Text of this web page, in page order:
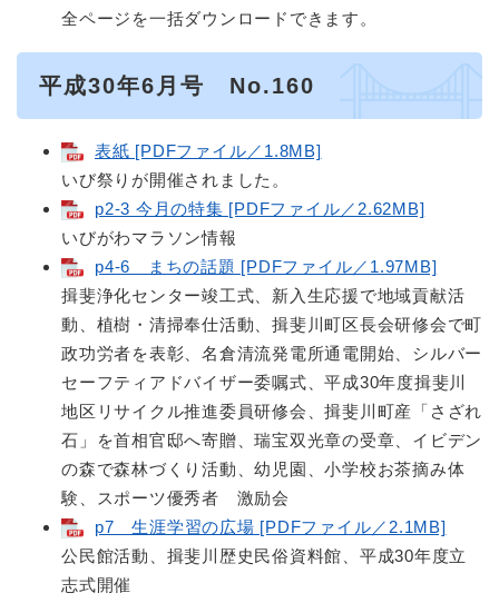
全ページを一括ダウンロードできます。
平成30年6月号 No.160
表紙 [PDFファイル／1.8MB]
いび祭りが開催されました。
p2-3 今月の特集 [PDFファイル／2.62MB]
いびがわマラソン情報
p4-6 まちの話題 [PDFファイル／1.97MB]
揖斐浄化センター竣工式、新入生応援で地域貢献活
動、植樹・清掃奉仕活動、揖斐川町区長会研修会で町
政功労者を表彰、名倉清流発電所通電開始、シルバー
セーフティアドバイザー委嘱式、平成30年度揖斐川
地区リサイクル推進委員研修会、揖斐川町産「さざれ
石」を首相官邸へ寄贈、瑞宝双光章の受章、イビデン
の森で森林づくり活動、幼児園、小学校お茶摘み体
験、スポーツ優秀者 激励会
p7 生涯学習の広場 [PDFファイル／2.1MB]
公民館活動、揖斐川歴史民俗資料館、平成30年度立
志式開催